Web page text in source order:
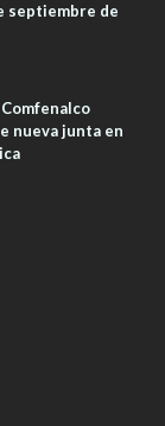
septiembre de
nueva junta en